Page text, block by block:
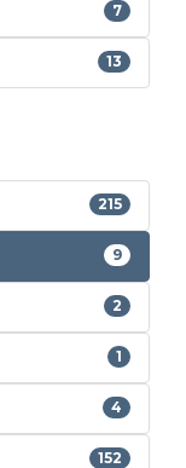
7
13
215
9
2
1
4
152